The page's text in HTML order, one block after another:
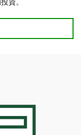
資。